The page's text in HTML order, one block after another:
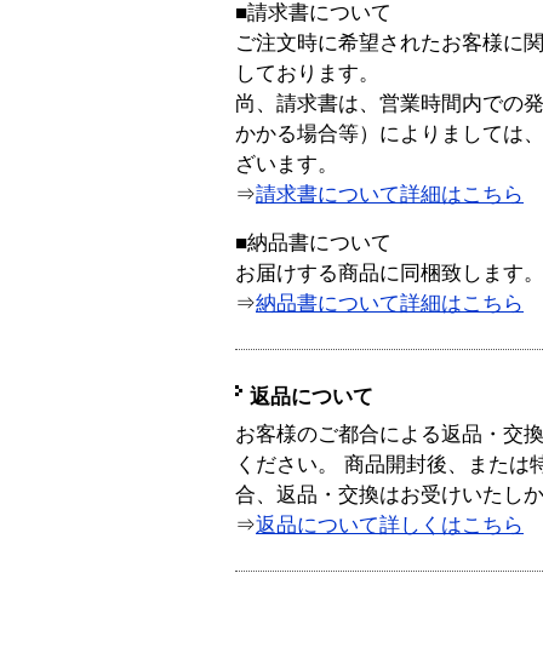
■請求書について
ご注文時に希望されたお客様に
しております。
尚、請求書は、営業時間内での
かかる場合等）によりましては
ざいます。
⇒請求書について詳細はこちら
■納品書について
お届けする商品に同梱致します。
⇒納品書について詳細はこちら
返品について
お客様のご都合による返品・交
ください。 商品開封後、または
合、返品・交換はお受けいたし
⇒返品について詳しくはこちら